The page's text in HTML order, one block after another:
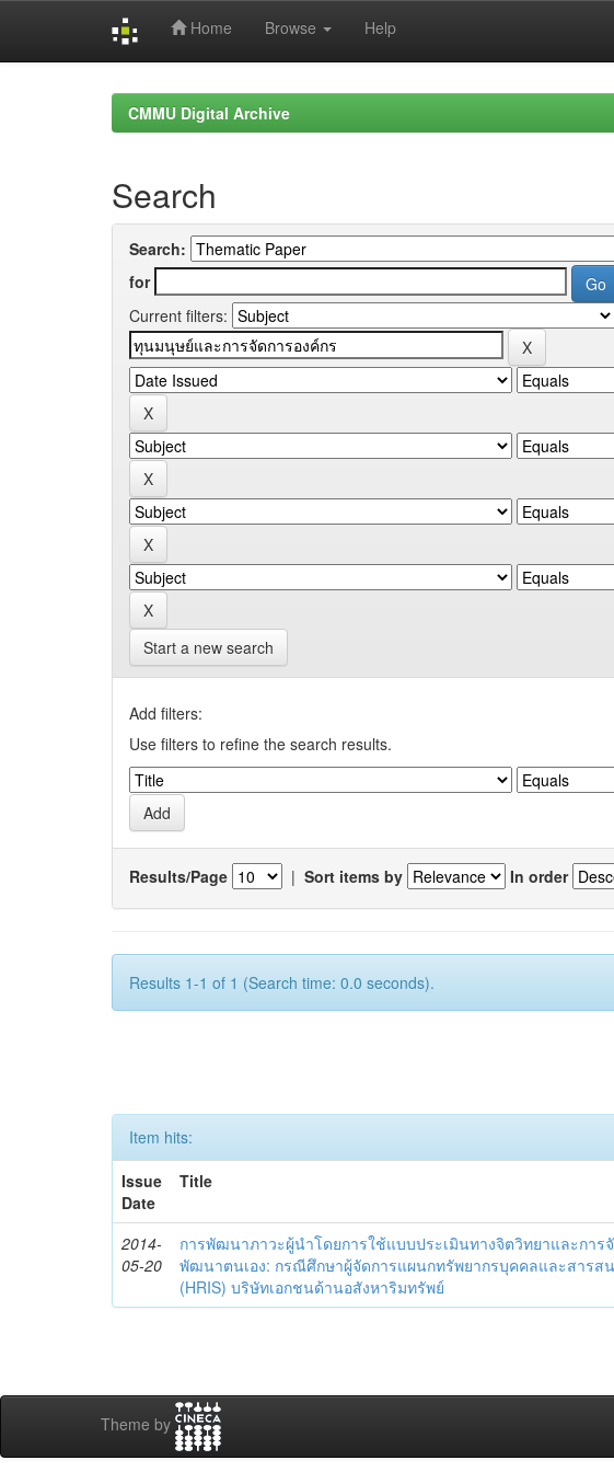
Home Browse Help
CMMU Digital Archive
Search
Search:
for
Current filters:
Start a new search
Add filters:
Use filters to refine the search results.
Results/Page | Sort items by In order
Results 1-1 of 1 (Search time: 0.0 seconds).
Item hits:
Issue
Date
Title
2014-
05-20
การพัฒนาภาวะผู้นำโดยการใช้แบบประเมินทางจิตวิทยาและการ
พัฒนาตนเอง: กรณีศึกษาผู้จัดการแผนกทรัพยากรบุคคลและสารส
(HRIS) บริษัทเอกชนด้านอสังหาริมทรัพย์
Theme by